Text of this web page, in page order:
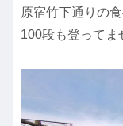
原宿竹下通りの
100段も登ってま